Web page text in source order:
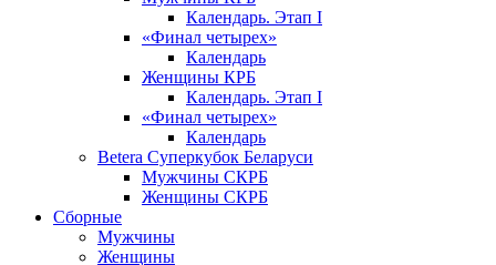
Календарь. Этап I
«Финал четырех»
Календарь
Женщины КРБ
Календарь. Этап I
«Финал четырех»
Календарь
Betera Суперкубок Беларуси
Мужчины СКРБ
Женщины СКРБ
Сборные
Мужчины
Женщины